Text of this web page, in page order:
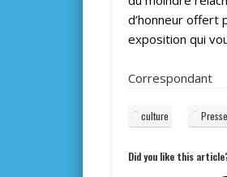
d’honneur offert
exposition qui
Correspondant
culture Presse
Did you like this